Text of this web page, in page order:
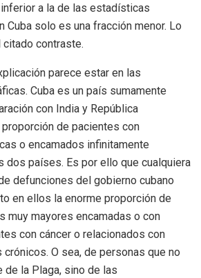
a la de las estadísticas
Cuba solo es una fracción menor. Lo
contraste.
parece estar en las
Cuba es un país sumamente
con India y República
proporción de pacientes con
o encamados infinitamente
dos países. Es por ello que cualquiera
defunciones del gobierno cubano
en ellos la enorme proporción de
muy mayores encamadas o con
con cáncer o relacionados con
O sea, de personas que no
de la Plaga, sino de las